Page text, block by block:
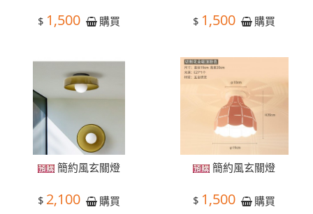
$ 1,500 購買 $ 1,500 購買
簡約風玄關燈
$ 2,100 購買
簡約風玄關燈
$ 1,500 購買